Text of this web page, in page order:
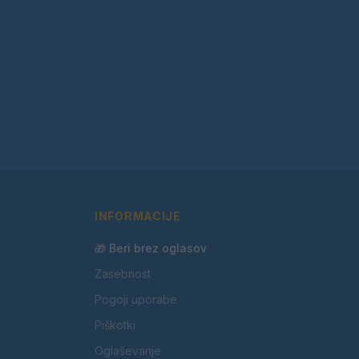
INFORMACIJE
🎁 Beri brez oglasov
Zasebnost
Pogoji uporabe
Piškotki
Oglaševanje